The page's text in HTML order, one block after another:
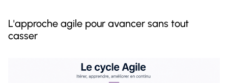
L'approche agile pour avancer sans tout
casser